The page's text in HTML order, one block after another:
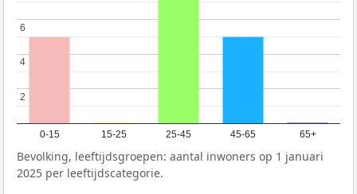
0-15 15-25 25-45 45-65 65+
2
2
4
4
6
6
Bevolking, leeftijdsgroepen: aantal inwoners op 1 januari
2025 per leeftijdscategorie.